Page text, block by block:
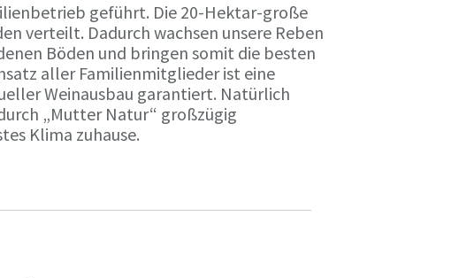
geführt. Die 20-Hektar-große
verteilt. Dadurch wachsen unsere Reben
Böden und bringen somit die besten
aller Familienmitglieder ist eine
Weinausbau garantiert. Natürlich
„Mutter Natur“ großzügig
Klima zuhause.